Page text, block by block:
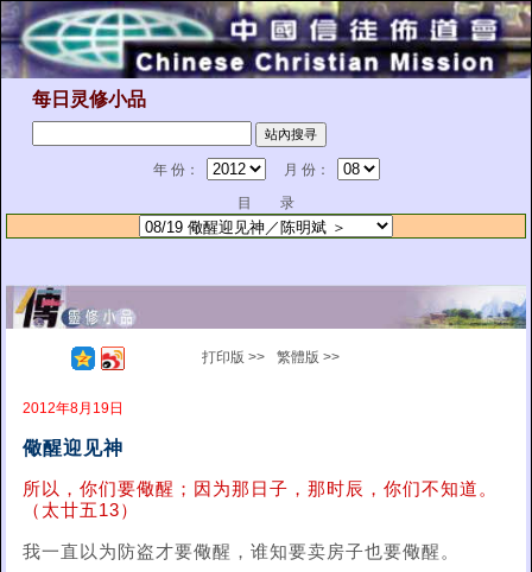
每日灵修小品
年 份：
月 份：
目 录
打印版 >> 繁體版 >>
2012年8月19日
儆醒迎见神
所以，你们要儆醒；因为那日子，那时辰，你们不知道。
（太廿五13）
我一直以为防盗才要儆醒，谁知要卖房子也要儆醒。